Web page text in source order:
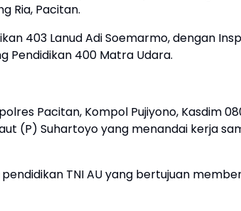
Ria, Pacitan.
403 Lanud Adi Soemarmo, dengan
Pendidikan 400 Matra Udara.
Pacitan, Kompol Pujiyono, Kasdim
(P) Suhartoyo yang menandai kerja
TNI AU yang bertujuan